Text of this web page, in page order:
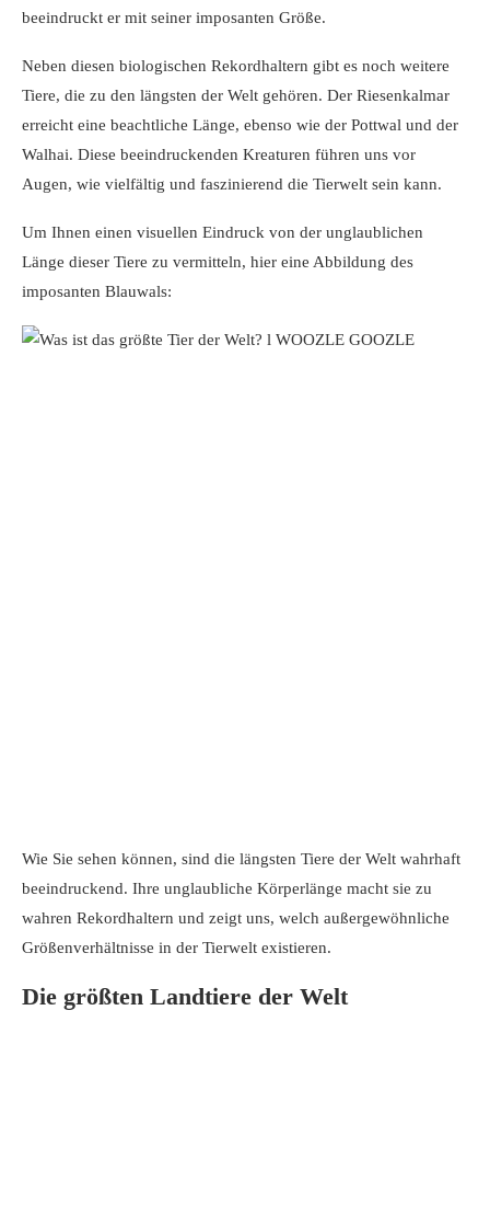
beeindruckt er mit seiner imposanten Größe.
Neben diesen biologischen Rekordhaltern gibt es noch weitere
Tiere, die zu den längsten der Welt gehören. Der Riesenkalmar
erreicht eine beachtliche Länge, ebenso wie der Pottwal und der
Walhai. Diese beeindruckenden Kreaturen führen uns vor
Augen, wie vielfältig und faszinierend die Tierwelt sein kann.
Um Ihnen einen visuellen Eindruck von der unglaublichen
Länge dieser Tiere zu vermitteln, hier eine Abbildung des
imposanten Blauwals:
Wie Sie sehen können, sind die längsten Tiere der Welt wahrhaft
beeindruckend. Ihre unglaubliche Körperlänge macht sie zu
wahren Rekordhaltern und zeigt uns, welch außergewöhnliche
Größenverhältnisse in der Tierwelt existieren.
Die größten Landtiere der Welt